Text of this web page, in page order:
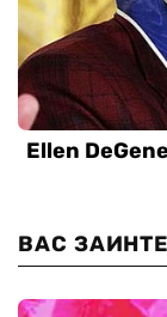
ВАС